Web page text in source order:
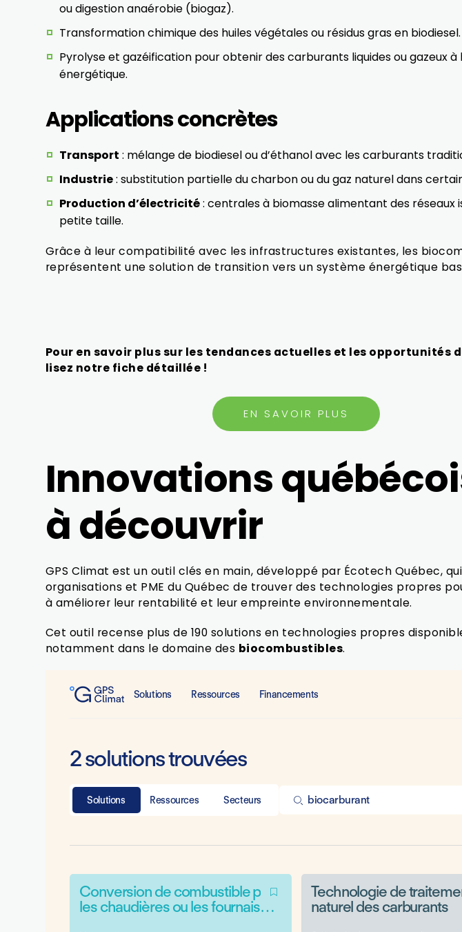
ou digestion anaérobie (biogaz).
Transformation chimique des huiles végétales ou résidus gras en biodiesel.
Pyrolyse et gazéification pour obtenir des carburants liquides ou gazeux à
énergétique.
Applications concrètes
Transport : mélange de biodiesel ou d’éthanol avec les carburants
Industrie: substitution partielle du charbon ou du gaz naturel dans
Production d’électricité: centrales à biomasse alimentant des réseaux
petite taille.
Grâce à leur compatibilité avec les infrastructures existantes, les
représentent une solution de transition vers un système énergétique
Pour en savoir plus sur les tendances actuelles et les opportunités
lisez notre fiche détaillée !
EN SAVOIR PLUS
Innovations
à découvrir
GPS Climat est un outil clés en main, développé par Écotech Québec,
organisations et PME du Québec de trouver des technologies propres
à améliorer leur rentabilité et leur empreinte environnementale.
Cet outil recense plus de 190 solutions en technologies propres
notamment dans le domaine des biocombustibles.